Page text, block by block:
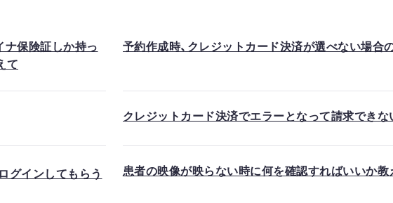
ナ保険証しか持っ
て
予約作成時、クレジットカード決済が選べない場合
クレジットカード決済でエラーとなって請求でき
グインしてもらう
患者の映像が映らない時に何を確認すればいいか教